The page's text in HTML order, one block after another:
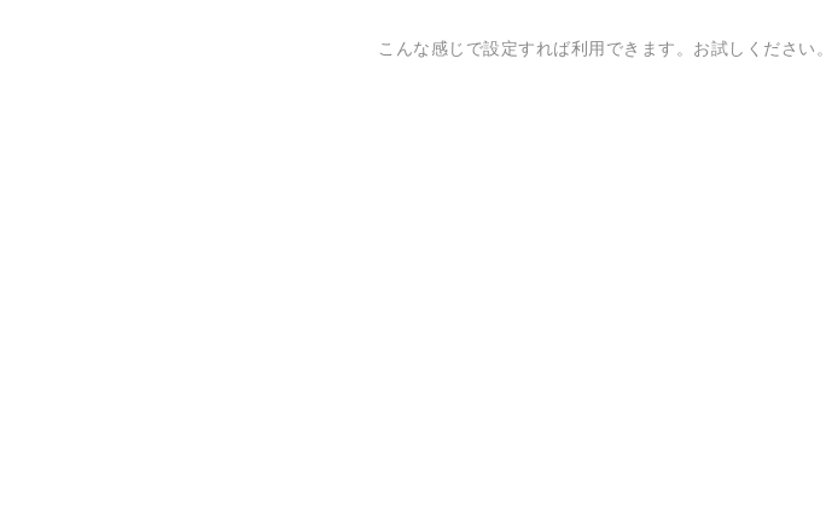
こんな感じで設定すれば利用できます。お試しください。